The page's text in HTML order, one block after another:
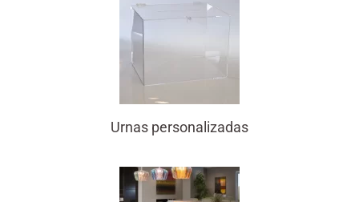
Urnas personalizadas